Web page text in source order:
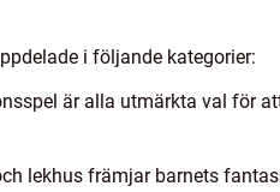
i följande kategorier:
är alla utmärkta val för
lekhus främjar barnets